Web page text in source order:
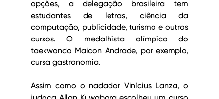
opções, a delegação brasileira tem
estudantes de letras, ciência da
computação, publicidade, turismo e outros
cursos. O medalhista olímpico do
taekwondo Maicon Andrade, por exemplo,
cursa gastronomia.
Assim como o nadador Vinícius Lanza, o